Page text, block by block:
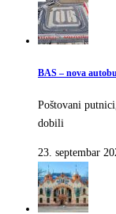
BAS – nova
Poštovani
dobili
23. septembar